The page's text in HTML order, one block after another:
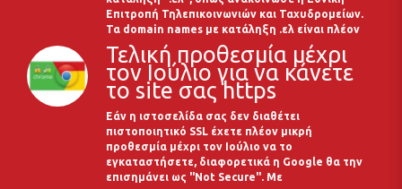
Επιτροπή Τηλεπικοινωνιών και Ταχυδρομείων.
Τα domain names με κατάληξη .ελ είναι πλέον
Τελική προθεσμία μέχρι
τον Ιούλιο για να κάνετε
το site σας https
Εάν η ιστοσελίδα σας δεν διαθέτει
πιστοποιητικό SSL έχετε πλέον μικρή
προθεσμία μέχρι τον Ιούλιο να το
εγκαταστήσετε, διαφορετικά η Google θα την
επισημάνει ως "Not Secure". Με